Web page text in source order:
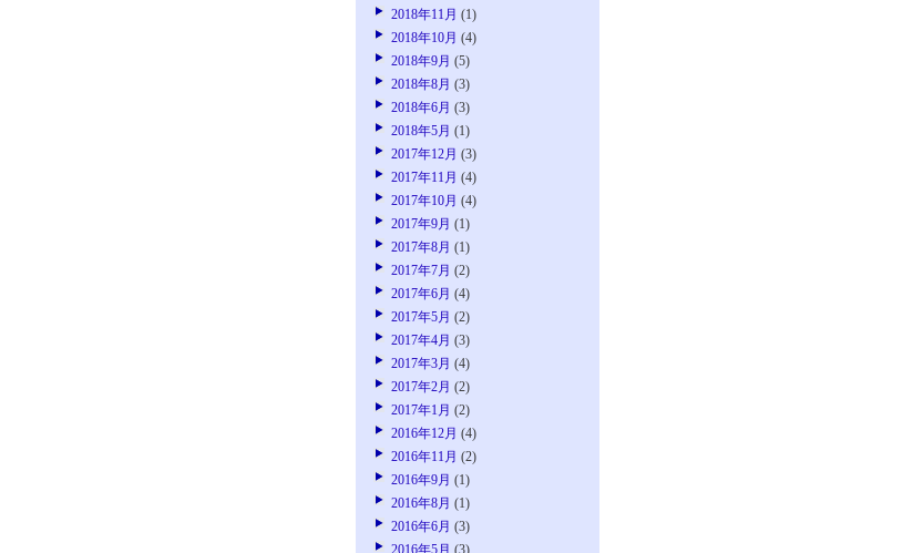
2018年11月 (1)
2018年10月 (4)
2018年9月 (5)
2018年8月 (3)
2018年6月 (3)
2018年5月 (1)
2017年12月 (3)
2017年11月 (4)
2017年10月 (4)
2017年9月 (1)
2017年8月 (1)
2017年7月 (2)
2017年6月 (4)
2017年5月 (2)
2017年4月 (3)
2017年3月 (4)
2017年2月 (2)
2017年1月 (2)
2016年12月 (4)
2016年11月 (2)
2016年9月 (1)
2016年8月 (1)
2016年6月 (3)
2016年5月 (3)